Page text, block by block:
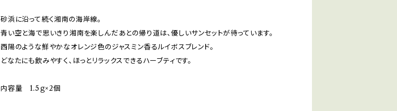
砂浜に沿って続く湘南の海岸線。
青い空と海で思いきり湘南を楽しんだあとの帰り道は、優しいサンセットが待っています。
西陽のような鮮やかなオレンジ色のジャスミン香るルイボスブレンド。
どなたにも飲みやすく、ほっとリラックスできるハーブティです。
内容量 1.5ｇ×2個